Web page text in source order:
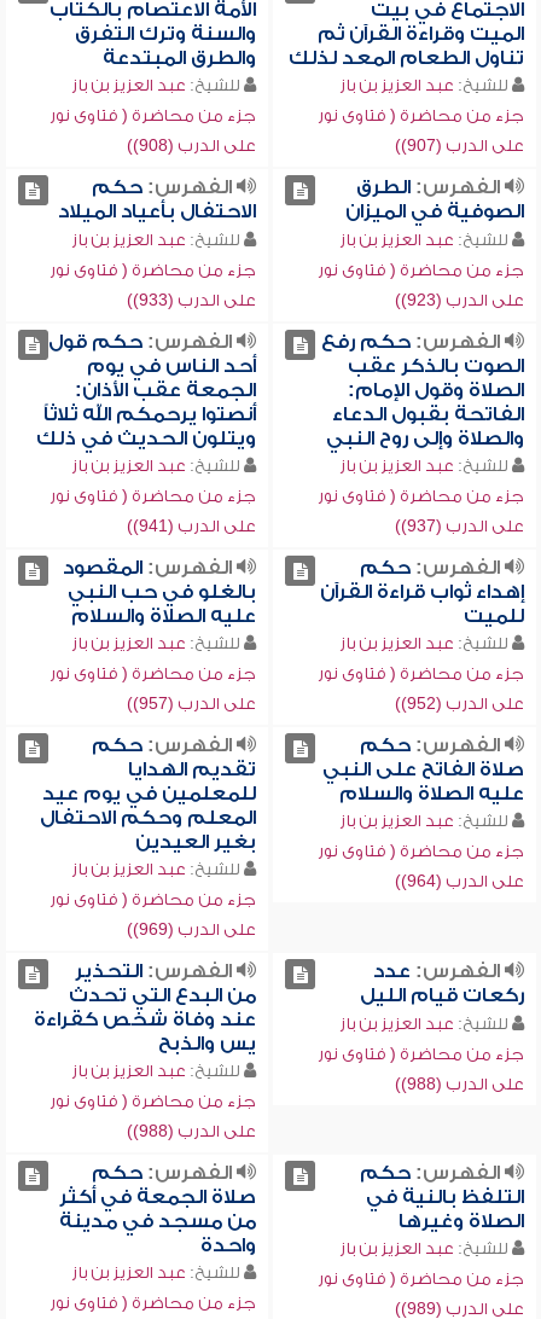
الاجتماع في بيت
الميت وقراءة القرآن ثم
تناول الطعام المعد لذلك
للشيخ: عبد العزيز بن باز
جزء من محاضرة ( فتاوى نور
على الدرب (907))
الأمة الاعتصام بالكتاب
والسنة وترك التفرق
والطرق المبتدعة
للشيخ: عبد العزيز بن باز
جزء من محاضرة ( فتاوى نور
على الدرب (908))
الفهرس:الطرق
الصوفية في الميزان
للشيخ: عبد العزيز بن باز
جزء من محاضرة ( فتاوى نور
على الدرب (923))
الفهرس:حكم
الاحتفال بأعياد الميلاد
للشيخ: عبد العزيز بن باز
جزء من محاضرة ( فتاوى نور
على الدرب (933))
الفهرس:حكم رفع
الصوت بالذكر عقب
الصلاة وقول الإمام:
الفاتحة بقبول الدعاء
والصلاة وإلى روح النبي
للشيخ: عبد العزيز بن باز
جزء من محاضرة ( فتاوى نور
على الدرب (937))
الفهرس:حكم قول
أحد الناس في يوم
الجمعة عقب الأذان:
أنصتوا يرحمكم الله ثلاثاً
ويتلون الحديث في ذلك
للشيخ: عبد العزيز بن باز
جزء من محاضرة ( فتاوى نور
على الدرب (941))
الفهرس:حكم
إهداء ثواب قراءة القرآن
للميت
للشيخ: عبد العزيز بن باز
جزء من محاضرة ( فتاوى نور
على الدرب (952))
الفهرس:المقصود
بالغلو في حب النبي
عليه الصلاة والسلام
للشيخ: عبد العزيز بن باز
جزء من محاضرة ( فتاوى نور
على الدرب (957))
الفهرس:حكم
صلاة الفاتح على النبي
عليه الصلاة والسلام
للشيخ: عبد العزيز بن باز
جزء من محاضرة ( فتاوى نور
على الدرب (964))
الفهرس:حكم
تقديم الهدايا
للمعلمين في يوم عيد
المعلم وحكم الاحتفال
بغير العيدين
للشيخ: عبد العزيز بن باز
جزء من محاضرة ( فتاوى نور
على الدرب (969))
الفهرس: عدد
ركعات قيام الليل
للشيخ: عبد العزيز بن باز
جزء من محاضرة ( فتاوى نور
على الدرب (988))
الفهرس:التحذير
من البدع التي تحدث
عند وفاة شخص كقراءة
يس والذبح
للشيخ: عبد العزيز بن باز
جزء من محاضرة ( فتاوى نور
على الدرب (988))
الفهرس:حكم
التلفظ بالنية في
الصلاة وغيرها
للشيخ: عبد العزيز بن باز
جزء من محاضرة ( فتاوى نور
على الدرب (989))
الفهرس:حكم
صلاة الجمعة في أكثر
من مسجد في مدينة
واحدة
للشيخ: عبد العزيز بن باز
جزء من محاضرة ( فتاوى نور